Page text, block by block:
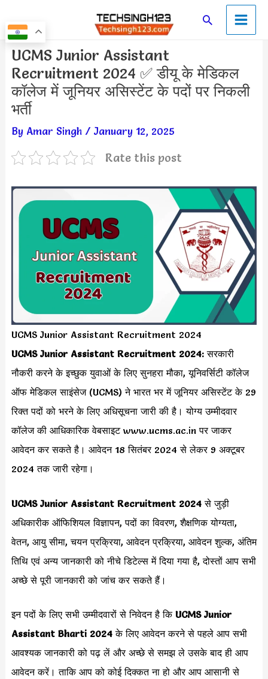
to
content
SearchMain
Menu
UCMS Junior Assistant
Recruitment 2024 ✅ डीयू के मेडिकल
कॉलेज में जूनियर असिस्टेंट के पदों पर निकली
भर्ती
By Amar Singh / January 12, 2025
Rate this post
UCMS Junior Assistant Recruitment 2024
UCMS Junior Assistant Recruitment 2024:सरकारी
नौकरी करने के इच्छुक युवाओं के लिए सुनहरा मौका, यूनिवर्सिटी कॉलेज
ऑफ मेडिकल साइंसेज (UCMS) ने भारत भर में जूनियर असिस्टेंट के 29
रिक्त पदों को भरने के लिए अधिसूचना जारी की है। योग्य उम्मीदवार
कॉलेज की आधिकारिक वेबसाइट www.ucms.ac.in पर जाकर
आवेदन कर सकते है। आवेदन 18 सितंबर 2024 से लेकर 9 अक्टूबर
2024 तक जारी रहेगा।
UCMS Junior Assistant Recruitment 2024 से जुड़ी
अधिकारीक ऑफिशियल विज्ञापन, पदों का विवरण, शैक्षणिक योग्यता,
वेतन, आयु सीमा, चयन प्रक्रिया, आवेदन प्रक्रिया, आवेदन शुल्क, अंतिम
तिथि एवं अन्य जानकारी को नीचे डिटेल्स में दिया गया है, दोस्तों आप सभी
अच्छे से पूरी जानकारी को जांच कर सकते हैं।
इन पदों के लिए सभी उम्मीदवारों से निवेदन है कि UCMS Junior
Assistant Bharti 2024 के लिए आवेदन करने से पहले आप सभी
आवश्यक जानकारी को पढ़ लें और अच्छे से समझ ले उसके बाद ही आप
आवेदन करें। ताकि आप को कोई दिक्कत ना हो और आप आसानी से
Post
navigation